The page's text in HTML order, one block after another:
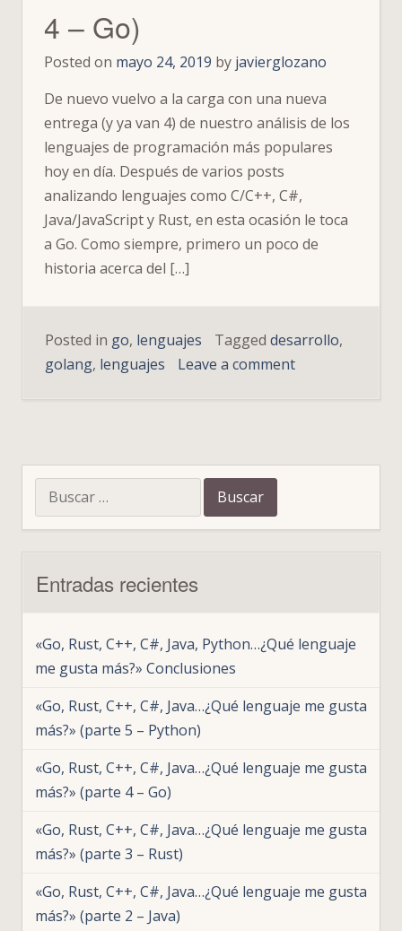
4 – Go)
Posted on mayo 24, 2019 by javierglozano
De nuevo vuelvo a la carga con una nueva
entrega (y ya van 4) de nuestro análisis de los
lenguajes de programación más populares
hoy en día. Después de varios posts
analizando lenguajes como C/C++, C#,
Java/JavaScript y Rust, en esta ocasión le toca
a Go. Como siempre, primero un poco de
historia acerca del […]
Posted in go, lenguajes Tagged desarrollo,
golang, lenguajes Leave a commenton
lenguaje
me
4
Go)
Entradas recientes
«Go, Rust, C++, C#, Java, Python…¿Qué lenguaje
me gusta más?» Conclusiones
«Go, Rust, C++, C#, Java…¿Qué lenguaje me gusta
más?» (parte 5 – Python)
«Go, Rust, C++, C#, Java…¿Qué lenguaje me gusta
más?» (parte 4 – Go)
«Go, Rust, C++, C#, Java…¿Qué lenguaje me gusta
más?» (parte 3 – Rust)
«Go, Rust, C++, C#, Java…¿Qué lenguaje me gusta
más?» (parte 2 – Java)